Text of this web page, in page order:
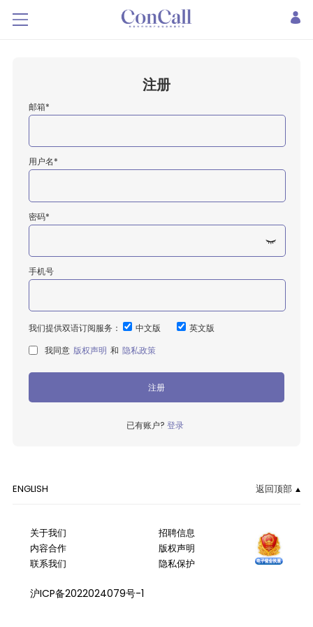
注册
邮箱*
用户名*
密码*
手机号
我们提供双语订阅服务： 中文版
英文版
我同意 版权声明 和 隐私政策
注册
已有账户? 登录
ENGLISH 返回顶部
关于我们
内容合作
联系我们
招聘信息
版权声明
隐私保护
沪ICP备2022024079号-1